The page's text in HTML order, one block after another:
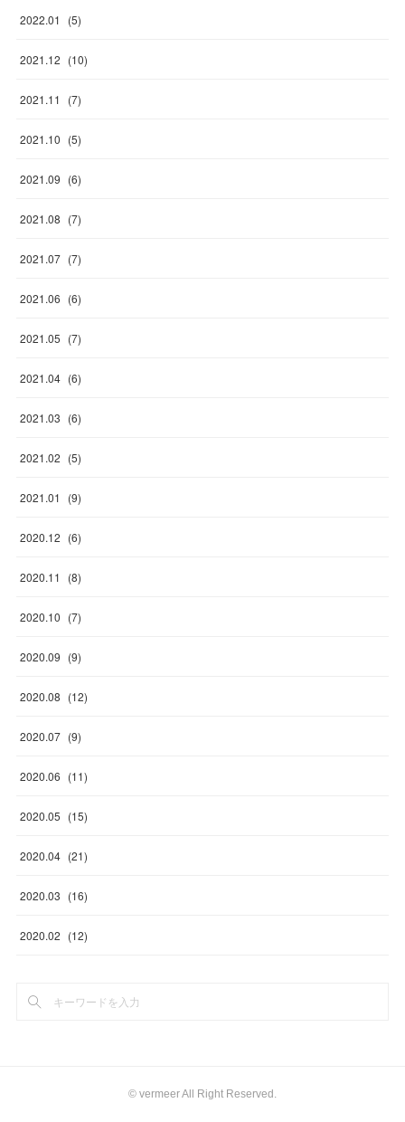
2022.01 (5)
2021.12 (10)
2021.11 (7)
2021.10 (5)
2021.09 (6)
2021.08 (7)
2021.07 (7)
2021.06 (6)
2021.05 (7)
2021.04 (6)
2021.03 (6)
2021.02 (5)
2021.01 (9)
2020.12 (6)
2020.11 (8)
2020.10 (7)
2020.09 (9)
2020.08 (12)
2020.07 (9)
2020.06 (11)
2020.05 (15)
2020.04 (21)
2020.03 (16)
2020.02 (12)
©︎ vermeer All Right Reserved.